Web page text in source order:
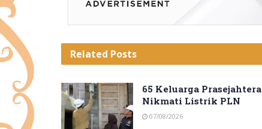
Related Posts
65 Keluarga Prasejahtera
Nikmati Listrik PLN
07/08/2026